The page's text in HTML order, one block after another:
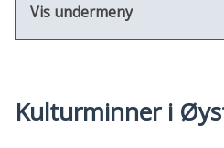
Vis undermeny
Kulturminner i